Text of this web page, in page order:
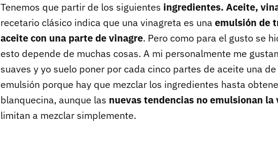
Tenemos que partir de los siguientes ingredientes. Aceite,
recetario clásico indica que una vinagreta es una emulsión de
aceite con una parte de vinagre. Pero como para el gusto se
esto depende de muchas cosas. A mi personalmente me
suaves y yo suelo poner por cada cinco partes de aceite una
emulsión porque hay que mezclar los ingredientes hasta
blanquecina, aunque las nuevas tendencias no emulsionan la
limitan a mezclar simplemente.